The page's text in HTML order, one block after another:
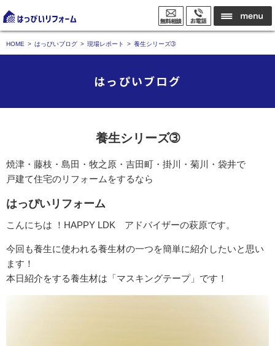
HOME はっぴいブログ 現場レポート 養生シリーズ➂
はっぴいブログ
養生シリーズ➂
焼津・藤枝・島田・牧之原・吉田町・掛川・菊川・袋井で
戸建て住宅のリフォームをするなら
はっぴいリフォーム
こんにちは ！HAPPY LDK アドバイザーの萩原です。
今回も養生に使われる養生材の一つを簡単に紹介したいと思い
ます！
本日紹介をする養生材は「マスキングテープ」です！